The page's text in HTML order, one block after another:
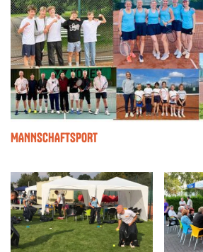
MANNSCHAFTSPORT